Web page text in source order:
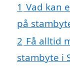
1 Vad kan
på
2 Få alltid
stambyte i